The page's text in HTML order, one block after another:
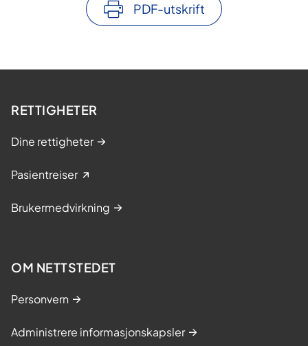
PDF-utskrift
RETTIGHETER
Dine rettigheter
Pasientreiser
Brukermedvirkning
OM NETTSTEDET
Personvern
Administrere informasjonskapsler